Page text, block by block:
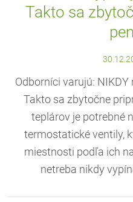
Takto sa
Odborníci varujú:
Takto sa zbytočne
teplárov je potrebné
termostatické ventily,
miestnosti podľa ich
netreba nikdy